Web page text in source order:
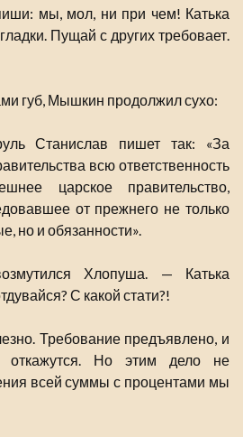
мы, мол, ни при чем! Катька
Пущай с других требовает.
губ, Мышкин продолжил сухо:
Станислав пишет так: «За
всю ответственность
царское правительство,
от прежнего не только
но и обязанности».
Хлопуша. — Катька
С какой стати?!
Требование предъявлено, и
Но этим дело не
всей суммы с процентами мы